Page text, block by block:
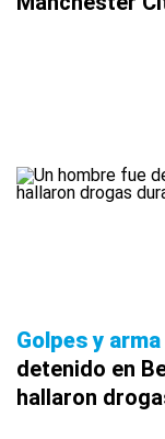
Golpes y
detenido en
hallaron